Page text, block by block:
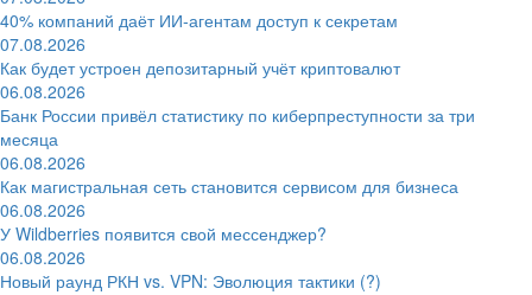
40% компаний даёт ИИ‑агентам доступ к секретам
07.08.2026
Как будет устроен депозитарный учёт криптовалют
06.08.2026
Банк России привёл статистику по киберпреступности за три
месяца
06.08.2026
Как магистральная сеть становится сервисом для бизнеса
06.08.2026
У Wildberries появится свой мессенджер?
06.08.2026
Новый раунд РКН vs. VPN: Эволюция тактики (?)